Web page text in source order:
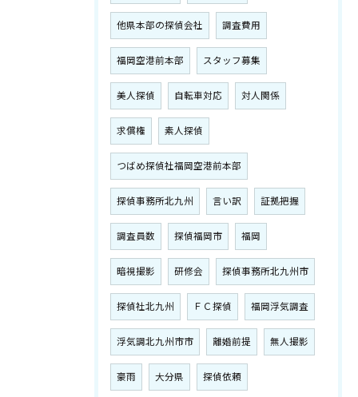
他県本部の探偵会社 調査費用
福岡空港前本部 スタッフ募集
美人探偵 自転車対応 対人関係
求償権 素人探偵
つばめ探偵社福岡空港前本部
探偵事務所北九州 言い訳 証拠把握
調査員数 探偵福岡市 福岡
暗視撮影 研修会 探偵事務所北九州市
探偵社北九州 ＦＣ探偵 福岡浮気調査
浮気調北九州市市 離婚前提 無人撮影
豪雨 大分県 探偵依頼